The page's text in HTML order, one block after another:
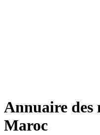
Annuaire des
Maroc